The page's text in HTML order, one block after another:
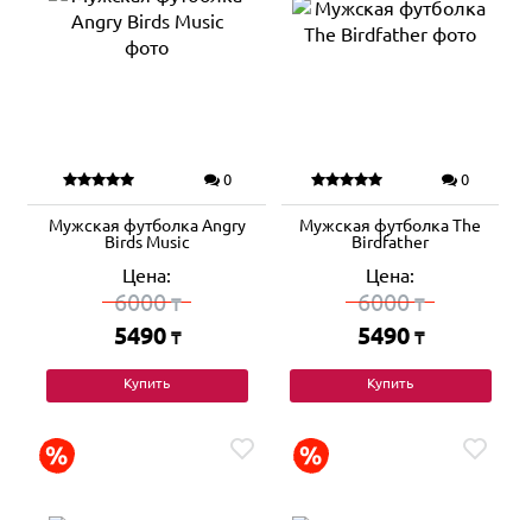
0
Мужская футболка Angry
Birds Music
Цена:
6000₸
5490 ₸
Купить
0
Мужская футболка The
Birdfather
Цена:
6000₸
5490 ₸
Купить